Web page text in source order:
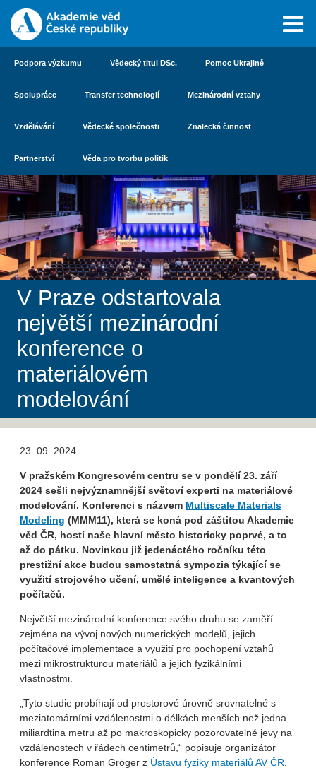
Podpora výzkumu Vědecký titul DSc. Pomoc Ukrajině
Spolupráce Transfer technologií Mezinárodní vztahy
Vzdělávání Vědecké společnosti Znalecká činnost
Partnerství Věda pro tvorbu politik
V Praze odstartovala
největší mezinárodní
konference o
materiálovém
modelování
23. 09. 2024
V pražském Kongresovém centru se v pondělí 23. září
2024 sešli nejvýznamnější světoví experti na materiálové
modelování. Konferenci s názvem Multiscale Materials
Modeling (MMM11), která se koná pod záštitou Akademie
věd ČR, hostí naše hlavní město historicky poprvé, a to
až do pátku. Novinkou již jedenáctého ročníku této
prestižní akce budou samostatná sympozia týkající se
využití strojového učení, umělé inteligence a kvantových
počítačů.
Největší mezinárodní konference svého druhu se zaměří
zejména na vývoj nových numerických modelů, jejich
počítačové implementace a využití pro pochopení vztahů
mezi mikrostrukturou materiálů a jejich fyzikálními
vlastnostmi.
„Tyto studie probíhají od prostorové úrovně srovnatelné s
meziatomárními vzdálenostmi o délkách menších než jedna
miliardtina metru až po makroskopicky pozorovatelné jevy na
vzdálenostech v řádech centimetrů,“ popisuje organizátor
konference Roman Gröger z Ústavu fyziky materiálů AV ČR.